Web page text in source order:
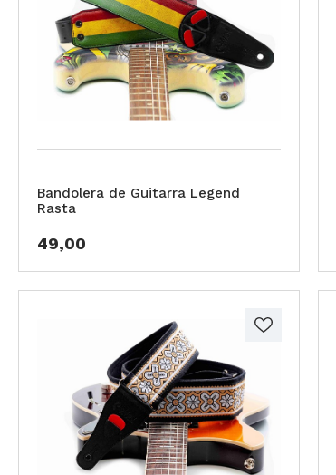
Bandolera de Guitarra Legend
Rasta
49,00